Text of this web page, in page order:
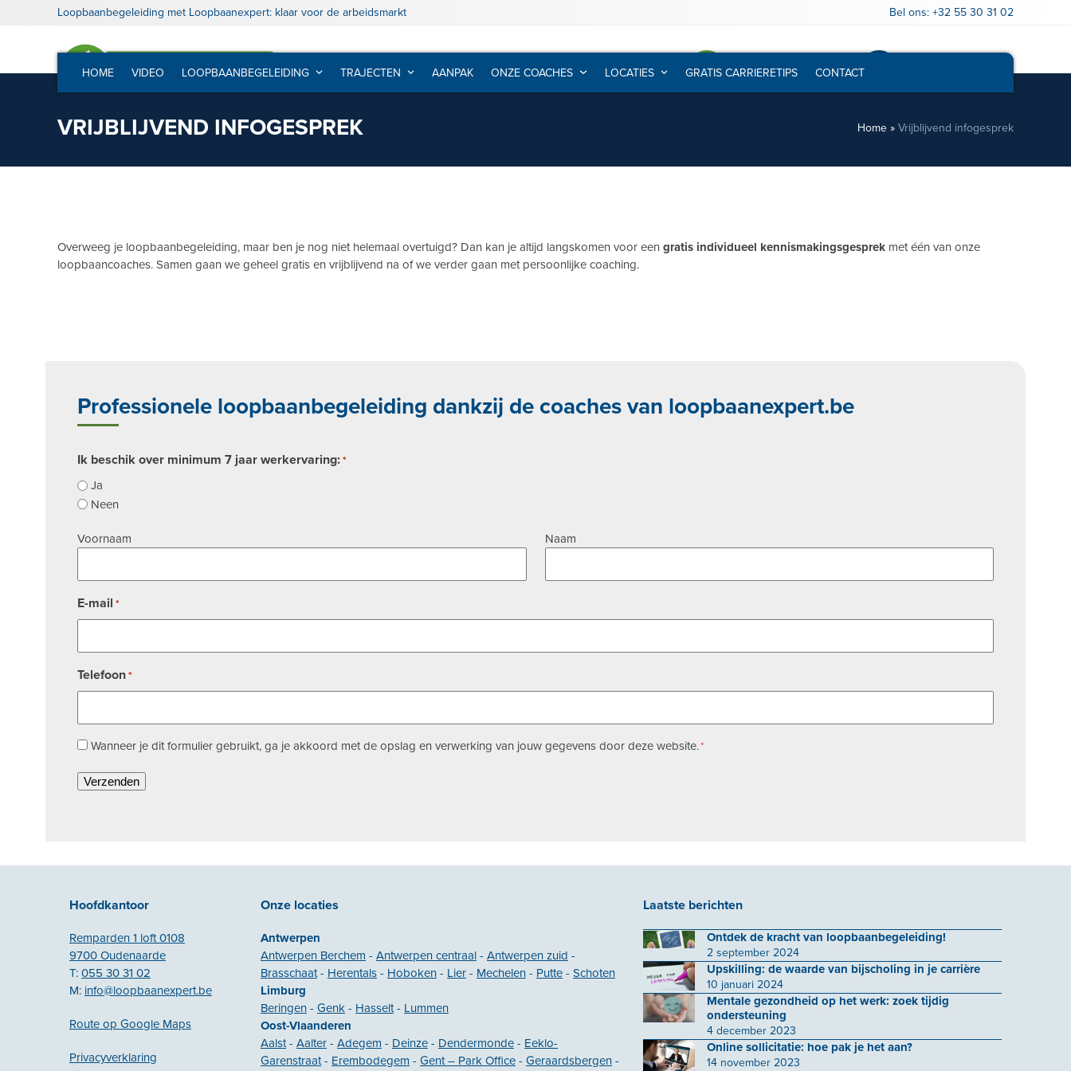
Loopbaanbegeleiding met Loopbaanexpert: klaar voor de arbeidsmarkt Bel ons: +32 55 30 31 02
HOME VIDEO LOOPBAANBEGELEIDING TRAJECTEN AANPAK ONZE COACHES LOCATIES GRATIS CARRIERETIPS CONTACT
Vrijblijvend infogesprek
VRIJBLIJVEND INFOGESPREK Home » Vrijblijvend infogesprek
Overweeg je loopbaanbegeleiding, maar ben je nog niet helemaal overtuigd? Dan kan je altijd langskomen voor een gratis individueel kennismakingsgesprek met één van onze
loopbaancoaches. Samen gaan we geheel gratis en vrijblijvend na of we verder gaan met persoonlijke coaching.
Professionele loopbaanbegeleiding dankzij de coaches van loopbaanexpert.be
Ik beschik over minimum 7 jaar werkervaring: *
Ja
Neen
Naam
Voornaam Naam
E-mail *
Telefoon *
Toestemming
Wanneer je dit formulier gebruikt, ga je akkoord met de opslag en verwerking van jouw gegevens door deze website.*
Hoofdkantoor
Remparden 1 loft 0108
9700 Oudenaarde
T: 055 30 31 02
M: info@loopbaanexpert.be
Route op Google Maps
Privacyverklaring
Onze locaties
Antwerpen
Antwerpen Berchem - Antwerpen centraal - Antwerpen zuid -
Brasschaat- Herentals - Hoboken - Lier - Mechelen - Putte - Schoten
Limburg
Beringen - Genk - Hasselt- Lummen
Oost-Vlaanderen
Aalst- Aalter - Adegem - Deinze - Dendermonde - Eeklo-
Garenstraat- Erembodegem - Gent – Park Office - Geraardsbergen -
Laatste berichten
Ontdek de kracht van loopbaanbegeleiding!
2 september 2024
Upskilling: de waarde van bijscholing in je carrière
10 januari 2024
Mentale gezondheid op het werk: zoek tijdig
ondersteuning
4 december 2023
Online sollicitatie: hoe pak je het aan?
14 november 2023